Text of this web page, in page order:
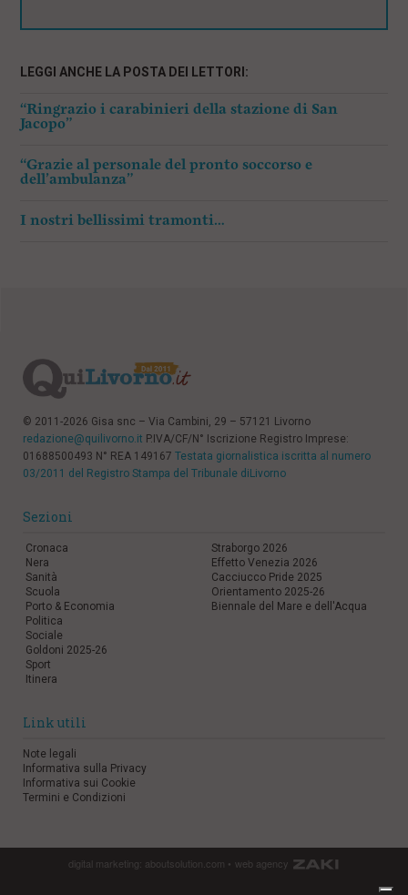
LEGGI ANCHE LA POSTA DEI LETTORI:
“Ringrazio i carabinieri della stazione di San
Jacopo”
“Grazie al personale del pronto soccorso e
dell’ambulanza”
I nostri bellissimi tramonti…
© 2011-2026 Gisa snc – Via Cambini, 29 – 57121 Livorno
redazione@quilivorno.it P.IVA/CF/N° Iscrizione Registro Imprese:
01688500493 N° REA 149167 Testata giornalistica iscritta al numero
03/2011 del Registro Stampa del Tribunale diLivorno
Sezioni
Cronaca
Nera
Sanità
Scuola
Porto & Economia
Politica
Sociale
Goldoni 2025-26
Sport
Itinera
Straborgo 2026
Effetto Venezia 2026
Cacciucco Pride 2025
Orientamento 2025-26
Biennale del Mare e dell'Acqua
Link utili
Note legali
Informativa sulla Privacy
Informativa sui Cookie
Termini e Condizioni
digital marketing: aboutsolution.com •web agency